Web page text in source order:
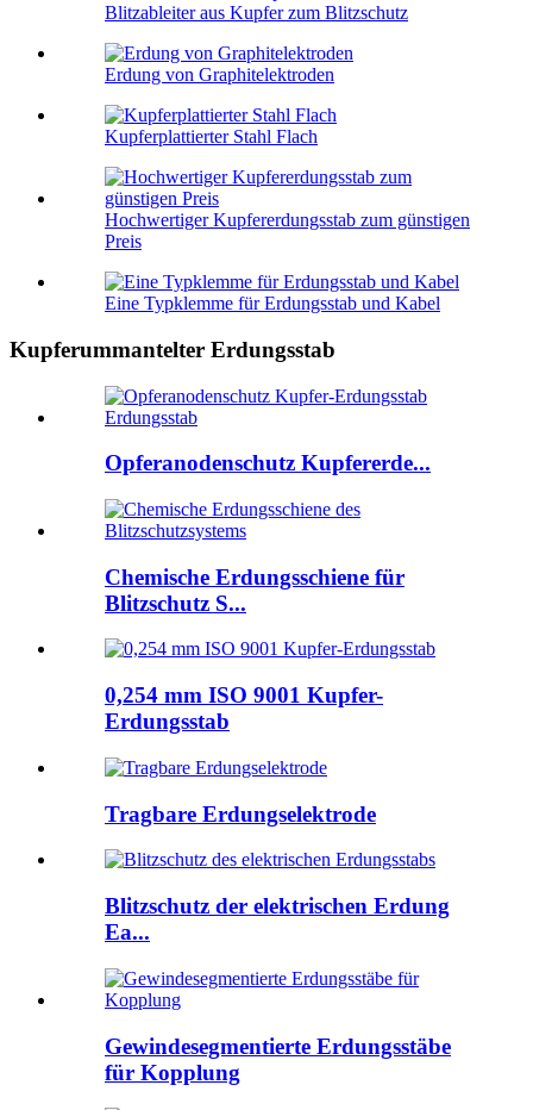
Blitzableiter aus Kupfer zum Blitzschutz
Erdung von Graphitelektroden
Kupferplattierter Stahl Flach
Hochwertiger Kupfererdungsstab zum günstigen
Preis
Eine Typklemme für Erdungsstab und Kabel
Kupferummantelter Erdungsstab
Opferanodenschutz Kupfererde...
Chemische Erdungsschiene für
Blitzschutz S...
0,254 mm ISO 9001 Kupfer-
Erdungsstab
Tragbare Erdungselektrode
Blitzschutz der elektrischen Erdung
Ea...
Gewindesegmentierte Erdungsstäbe
für Kopplung